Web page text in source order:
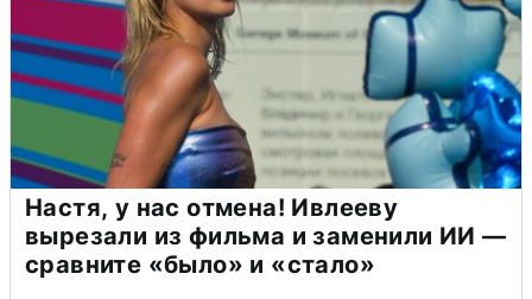
Настя, у нас отмена! Ивлееву
вырезали из фильма и заменили ИИ —
сравните «было» и «стало»